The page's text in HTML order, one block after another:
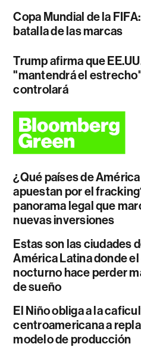
Copa Mundial de la
batalla de las marcas
Trump afirma que
"mantendrá el
controlará
¿Qué países de
apuestan por el
panorama legal que
nuevas inversiones
Estas son las ciudades
América Latina donde
nocturno hace perder
de sueño
El Niño obliga a la
centroamericana a
modelo de producción